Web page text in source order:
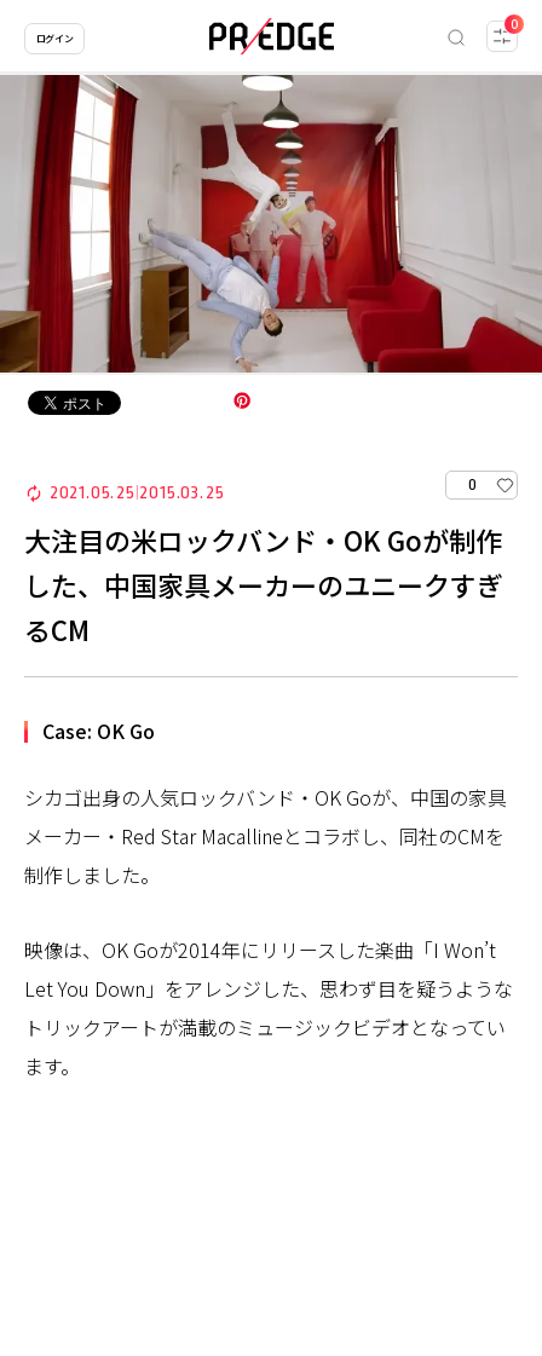
0
ログイン
2021.05.25 2015.03.25 0
大注目の米ロックバンド・OK Goが制作
した、中国家具メーカーのユニークすぎ
るCM
Case: OK Go
シカゴ出身の人気ロックバンド・OK Goが、中国の家具
メーカー・Red Star Macallineとコラボし、同社のCMを
制作しました。
映像は、OK Goが2014年にリリースした楽曲「I Won’t
Let You Down」をアレンジした、思わず目を疑うような
トリックアートが満載のミュージックビデオとなってい
ます。